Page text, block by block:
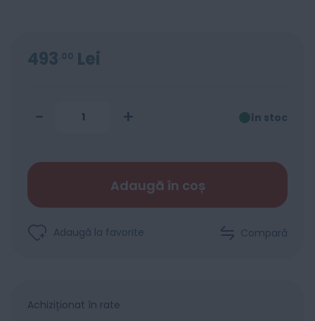
493 00 Lei
- + în stoc
Adaugă în coș
Adaugă la favorite Compară
Achiziționat în rate